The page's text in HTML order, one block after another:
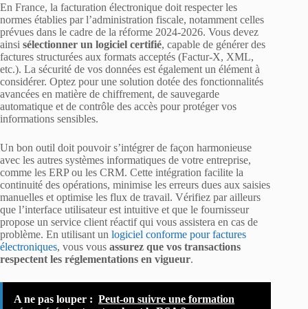
En France, la facturation électronique doit respecter les
normes établies par l’administration fiscale, notamment celles
prévues dans le cadre de la réforme 2024-2026. Vous devez
ainsi sélectionner un logiciel certifié, capable de générer des
factures structurées aux formats acceptés (Factur-X, XML,
etc.). La sécurité de vos données est également un élément à
considérer. Optez pour une solution dotée des fonctionnalités
avancées en matière de chiffrement, de sauvegarde
automatique et de contrôle des accès pour protéger vos
informations sensibles.
Un bon outil doit pouvoir s’intégrer de façon harmonieuse
avec les autres systèmes informatiques de votre entreprise,
comme les ERP ou les CRM. Cette intégration facilite la
continuité des opérations, minimise les erreurs dues aux saisies
manuelles et optimise les flux de travail. Vérifiez par ailleurs
que l’interface utilisateur est intuitive et que le fournisseur
propose un service client réactif qui vous assistera en cas de
problème. En utilisant un logiciel conforme pour factures
électroniques, vous vous assurez que vos transactions
respectent les réglementations en vigueur.
A ne pas louper : Peut-on suivre une formation